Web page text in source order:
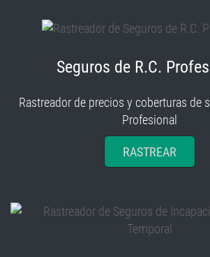
Seguros de R.C.
Rastreador de precios y coberturas de
Profesional
RASTREAR